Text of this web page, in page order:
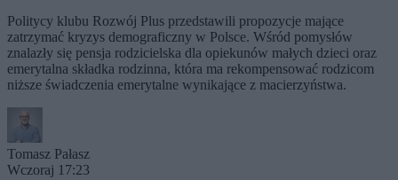
Politycy klubu Rozwój Plus przedstawili propozycje mające
zatrzymać kryzys demograficzny w Polsce. Wśród pomysłów
znalazły się pensja rodzicielska dla opiekunów małych dzieci oraz
emerytalna składka rodzinna, która ma rekompensować rodzicom
niższe świadczenia emerytalne wynikające z macierzyństwa.
Tomasz Pałasz
Wczoraj 17:23